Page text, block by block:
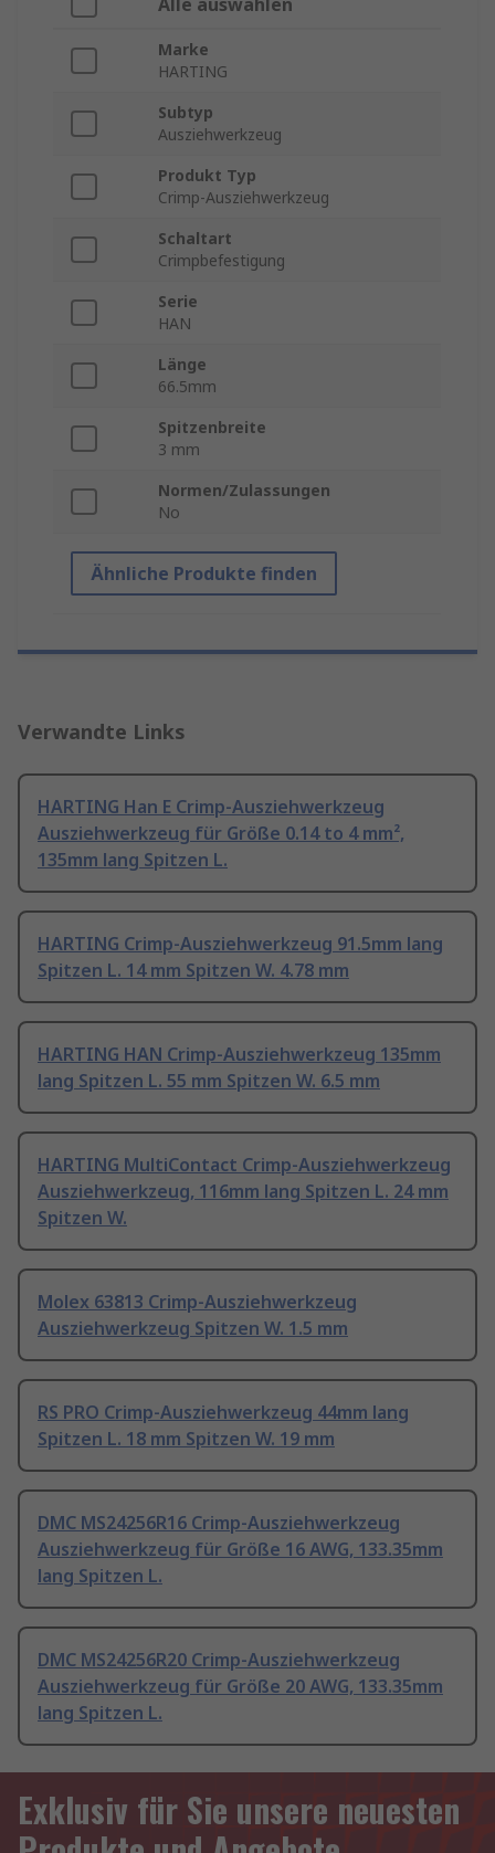
Alle auswählen
Marke
HARTING
Subtyp
Ausziehwerkzeug
Produkt Typ
Crimp-Ausziehwerkzeug
Schaltart
Crimpbefestigung
Serie
HAN
Länge
66.5mm
Spitzenbreite
3 mm
Normen/Zulassungen
No
Ähnliche Produkte finden
Verwandte Links
HARTING Han E Crimp-Ausziehwerkzeug
Ausziehwerkzeug für Größe 0.14 to 4 mm²,
135mm lang Spitzen L.
HARTING Crimp-Ausziehwerkzeug 91.5mm lang
Spitzen L. 14 mm Spitzen W. 4.78 mm
HARTING HAN Crimp-Ausziehwerkzeug 135mm
lang Spitzen L. 55 mm Spitzen W. 6.5 mm
HARTING MultiContact Crimp-Ausziehwerkzeug
Ausziehwerkzeug, 116mm lang Spitzen L. 24 mm
Spitzen W.
Molex 63813 Crimp-Ausziehwerkzeug
Ausziehwerkzeug Spitzen W. 1.5 mm
RS PRO Crimp-Ausziehwerkzeug 44mm lang
Spitzen L. 18 mm Spitzen W. 19 mm
DMC MS24256R16 Crimp-Ausziehwerkzeug
Ausziehwerkzeug für Größe 16 AWG, 133.35mm
lang Spitzen L.
DMC MS24256R20 Crimp-Ausziehwerkzeug
Ausziehwerkzeug für Größe 20 AWG, 133.35mm
lang Spitzen L.
Exklusiv für Sie unsere neuesten